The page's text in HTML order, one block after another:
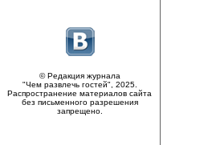
© Редакция журнала
"Чем развлечь гостей", 2025.
Распространение материалов сайта
без письменного разрешения
запрещено.